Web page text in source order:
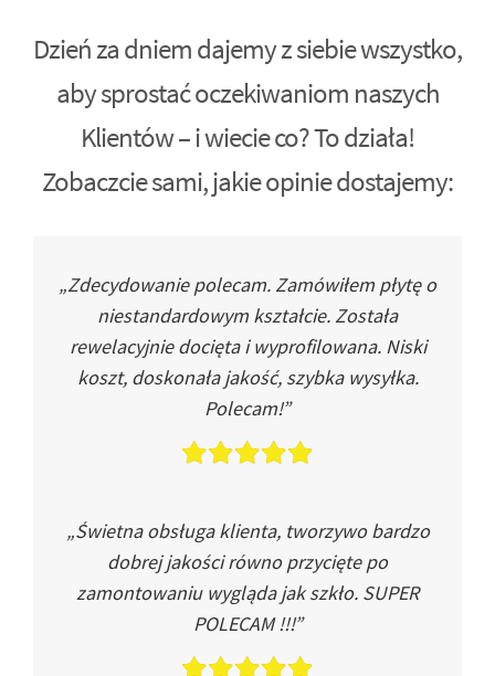
Dzień za dniem dajemy z siebie wszystko,
aby sprostać oczekiwaniom naszych
Klientów – i wiecie co? To działa!
Zobaczcie sami, jakie opinie dostajemy:
„Zdecydowanie polecam. Zamówiłem płytę o
niestandardowym kształcie. Została
rewelacyjnie docięta i wyprofilowana. Niski
koszt, doskonała jakość, szybka wysyłka.
Polecam!”
„Świetna obsługa klienta, tworzywo bardzo
dobrej jakości równo przycięte po
zamontowaniu wygląda jak szkło. SUPER
POLECAM !!!”